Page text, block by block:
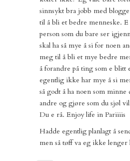
sinnsykt bra jobb med
til å bli et bedre menneske.
person som du bare ser
skal ha så mye å si for noen
meg til å bli et mye bedre
å forandre på ting som e blitt
egentlig ikke har mye å si
så godt å ha noen som
andre og gjøre som du sjøl
Du e rå. Enjoy life in Pariiiis
Hadde egentlig planlagt å
men så tøff va eg ikke lenger